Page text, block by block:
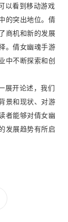
以看到移动游戏
的突出地位。倩
商机和新的发展
。倩女幽魂手游
中不断探索和创
展开论述，我们
景和现状、对游
者能够对倩女幽
发展趋势有所启